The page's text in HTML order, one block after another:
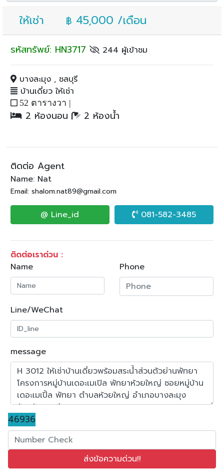
ให้เช่า ฿ 45,000 /เดือน
รหัสทรัพย์: HN3717 244 ผู้เข้าชม
บางละมุง , ชลบุรี
บ้านเดี่ยว ให้เช่า
52 ตารางวา |
2 ห้องนอน 2 ห้องน้ำ
ติดต่อ Agent
Name: Nat
Email: shalom.nat89@gmail.com
@ Line_id 081-582-3485
ติดต่อเราด่วน :
Name
Phone
Line/WeChat
message
46936